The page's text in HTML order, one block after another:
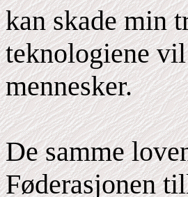
kan skade min
teknologiene
mennesker.
De samme
Føderasjonen